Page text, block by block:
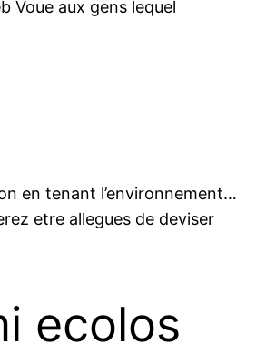
Voue aux gens lequel
en tenant l’environnement…
etre allegues de deviser
ecolos